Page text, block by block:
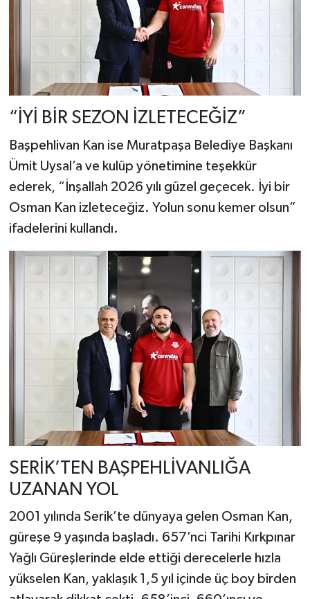
“İYİ BİR SEZON İZLETECEĞİZ”
Başpehlivan Kan ise Muratpaşa Belediye Başkanı
Ümit Uysal’a ve kulüp yönetimine teşekkür
ederek, “İnşallah 2026 yılı güzel geçecek. İyi bir
Osman Kan izleteceğiz. Yolun sonu kemer olsun”
ifadelerini kullandı.
SERİK’TEN BAŞPEHLİVANLIĞA
UZANAN YOL
2001 yılında Serik’te dünyaya gelen Osman Kan,
güreşe 9 yaşında başladı. 657’nci Tarihi Kırkpınar
Yağlı Güreşlerinde elde ettiği derecelerle hızla
yükselen Kan, yaklaşık 1,5 yıl içinde üç boy birden